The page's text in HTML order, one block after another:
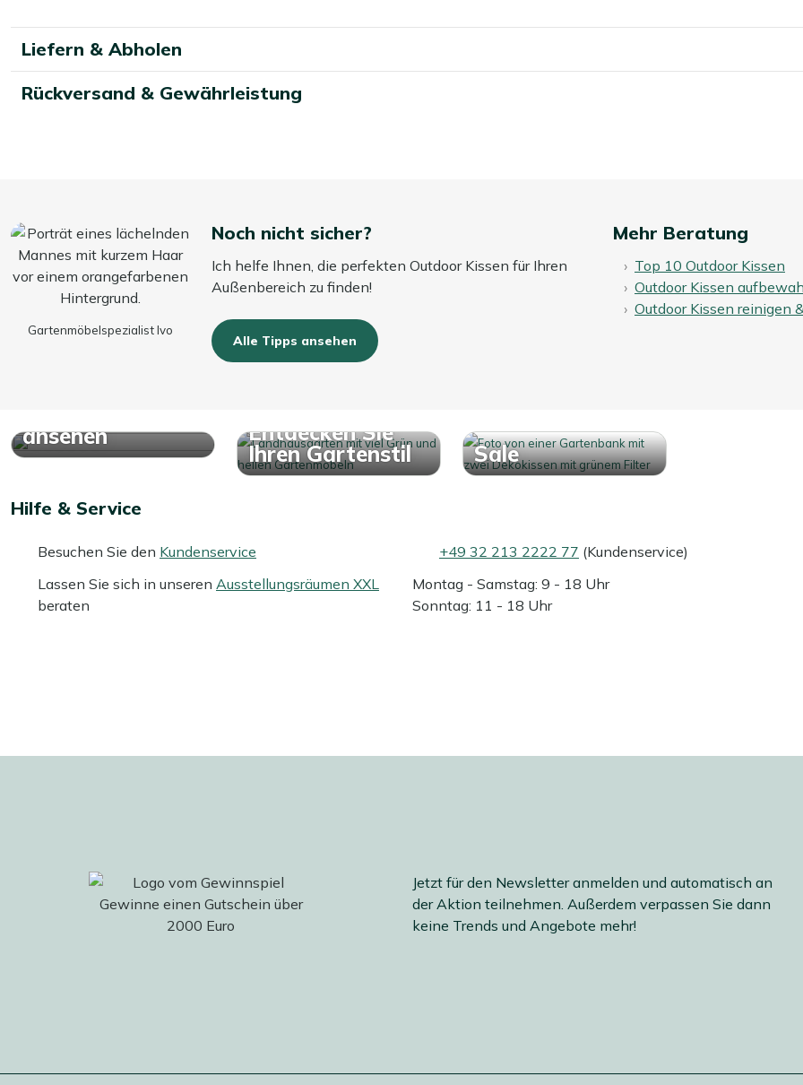
die
Liefern & Abholen
Rückversand & Gewährleistung
Gartenmöbelspezialist Ivo
Noch nicht sicher?
Ich helfe Ihnen, die perfekten Outdoor Kissen für Ihren
Außenbereich zu finden!
Alle Tipps ansehen
Mehr Beratung
Top 10 Outdoor Kissen
Outdoor Kissen
Outdoor Kissen reinigen
ansehen
Entdecken Sie
Ihren Gartenstil
Sale
Hilfe & Service
Besuchen Sie den Kundenservice
Lassen Sie sich in unseren Ausstellungsräumen XXL
beraten
+49 32 213 2222 77 (Kundenservice)
Montag - Samstag: 9 - 18 Uhr
Sonntag: 11 - 18 Uhr
Jetzt für den Newsletter anmelden und automatisch an
der Aktion teilnehmen. Außerdem verpassen Sie dann
keine Trends und Angebote mehr!